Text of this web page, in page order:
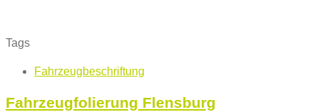
Tags
Fahrzeugbeschriftung
Fahrzeugfolierung Flensburg